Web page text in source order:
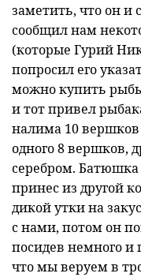
заметить, что он и
сообщил нам
(которые Гурий
попросил его
можно купить
и тот привел
налима 10
одного 8 вершков,
серебром.
принес из другой
дикой утки на
с нами, потом он
посидев немного и
что мы веруем в